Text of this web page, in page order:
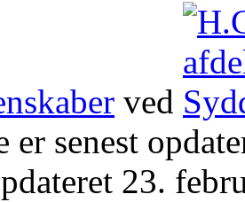
ved
er senest
23.